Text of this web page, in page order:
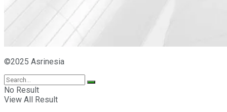
©2025 Asrinesia
No Result
View All Result